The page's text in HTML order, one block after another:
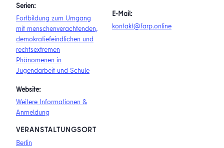
Serien:
Fortbildung zum Umgang
mit menschenverachtenden,
demokratiefeindlichen und
rechtsextremen
Phänomenen in
Jugendarbeit und Schule
Website:
Weitere Informationen &
Anmeldung
VERANSTALTUNGSORT
Berlin
E-Mail:
kontakt@farp.online